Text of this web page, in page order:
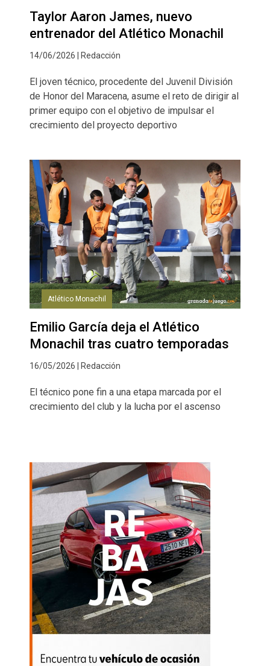
Taylor Aaron James, nuevo
entrenador del Atlético Monachil
14/06/2026 | Redacción
El joven técnico, procedente del Juvenil División
de Honor del Maracena, asume el reto de dirigir al
primer equipo con el objetivo de impulsar el
crecimiento del proyecto deportivo
Atlético Monachil
Emilio García deja el Atlético
Monachil tras cuatro temporadas
16/05/2026 | Redacción
El técnico pone fin a una etapa marcada por el
crecimiento del club y la lucha por el ascenso